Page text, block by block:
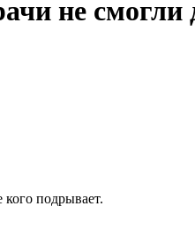
не смогли
кого подрывает.